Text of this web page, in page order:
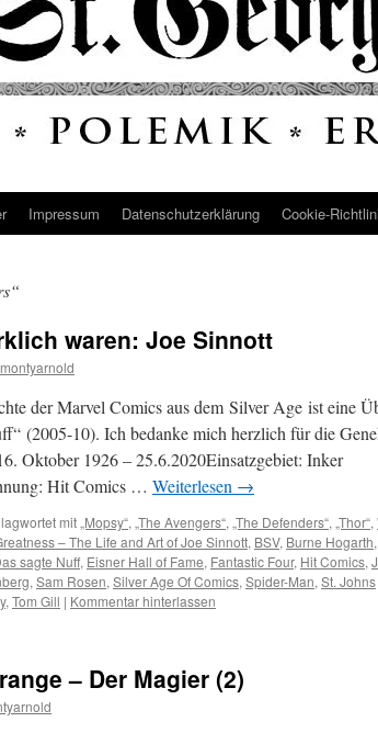
Impressum Datenschutz­erklärung Cookie-
waren: Joe Sinnott
montyarnold
der Marvel Comics aus dem Silver Age ist eine
(2005-10). Ich bedanke mich herzlich für die
Oktober 1926 – 25.6.2020Einsatzgebiet: Inker
Hit Comics … Weiterlesen →
mit „Mopsy“, „The Avengers“, „The Defenders“, „Thor“,
– The Life and Art of Joe Sinnott, BSV, Burne Hogarth,
sagte Nuff, Eisner Hall of Fame, Fantastic Four, Hit Comics,
, Sam Rosen, Silver Age Of Comics, Spider-Man, St. Johns
, Tom Gill | Kommentar hinterlassen
– Der Magier (2)